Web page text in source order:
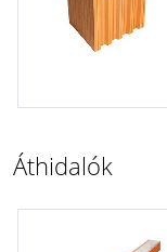
Áthidalók